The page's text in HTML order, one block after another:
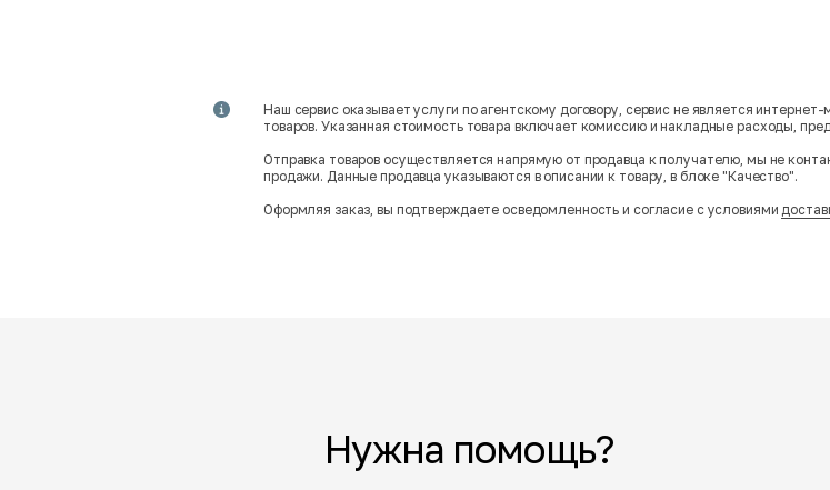
Наш сервис оказывает услуги по агентскому договору, сервис не является
товаров. Указанная стоимость товара включает комиссию и накладные расходы,
Отправка товаров осуществляется напрямую от продавца к получателю, мы не
продажи. Данные продавца указываются в описании к товару, в блоке "Качество".
Оформляя заказ, вы подтверждаете осведомленность и согласие с условиями
Нужна помощь?